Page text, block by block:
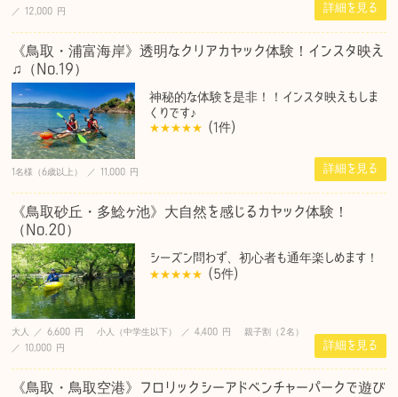
／ 12,000 円
詳細を見る
《鳥取・浦富海岸》透明なクリアカヤック体験！インスタ映え
♫（No.19）
神秘的な体験を是非！！インスタ映えもしま
くりです♪
(1件)
1名様（6歳以上） ／ 11,000 円 詳細を見る
《鳥取砂丘・多鯰ヶ池》大自然を感じるカヤック体験！
（No.20）
シーズン問わず、初心者も通年楽しめます！
(5件)
大人 ／ 6,600 円 小人（中学生以下） ／ 4,400 円 親子割（2名）
／ 10,000 円
詳細を見る
《鳥取・鳥取空港》フロリックシーアドベンチャーパークで遊び